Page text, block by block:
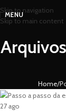
Skip to navigation
Skip to main content
MENU
Home
27 ago